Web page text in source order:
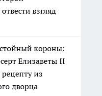
взгляд
короны:
Елизаветы II
из
дворца